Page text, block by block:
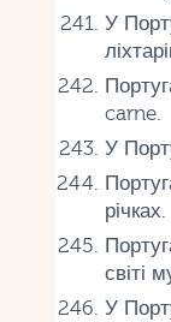
У
carne.
У
річках.
світі
У